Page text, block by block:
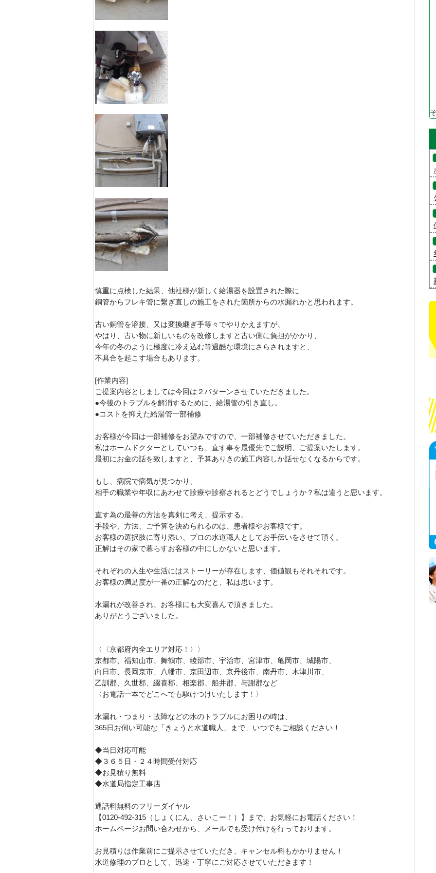
慎重に点検した結果、他社様が新しく給湯器を設置された際に
銅管からフレキ管に繋ぎ直しの施工をされた箇所からの水漏れかと思われます。
古い銅管を溶接、又は変換継ぎ手等々でやりかえますが、
やはり、古い物に新しいものを改修しますと古い側に負担がかかり、
今年の冬のように極度に冷え込む等過酷な環境にさらされますと、
不具合を起こす場合もあります。
[作業内容]
ご提案内容としましては今回は２パターンさせていただきました。
●今後のトラブルを解消するために、給湯管の引き直し。
●コストを抑えた給湯管一部補修
お客様が今回は一部補修をお望みですので、一部補修させていただきました。
私はホームドクターとしていつも、直す事を最優先でご説明、ご提案いたします。
最初にお金の話を致しますと、予算ありきの施工内容しか話せなくなるからです。
もし、病院で病気が見つかり、
相手の職業や年収にあわせて診療や診察されるとどうでしょうか？私は違うと思います。
直す為の最善の方法を真剣に考え、提示する。
手段や、方法、ご予算を決められるのは、患者様やお客様です。
お客様の選択肢に寄り添い、プロの水道職人としてお手伝いをさせて頂く。
正解はその家で暮らすお客様の中にしかないと思います。
それぞれの人生や生活にはストーリーが存在します、価値観もそれそれです。
お客様の満足度が一番の正解なのだと、私は思います。
水漏れが改善され、お客様にも大変喜んで頂きました。
ありがとうございました。
〈〈京都府内全エリア対応！〉〉
京都市、福知山市、舞鶴市、綾部市、宇治市、宮津市、亀岡市、城陽市、
向日市、長岡京市、八幡市、京田辺市、京丹後市、南丹市、木津川市、
乙訓郡、久世郡、綴喜郡、相楽郡、船井郡、与謝郡など
〈お電話一本でどこへでも駆けつけいたします！〉
水漏れ・つまり・故障などの水のトラブルにお困りの時は、
365日お伺い可能な「きょうと水道職人」まで、いつでもご相談ください！
◆当日対応可能
◆３６５日・２４時間受付対応
◆お見積り無料
◆水道局指定工事店
通話料無料のフリーダイヤル
【0120-492-315（しょくにん、さいこー！）】まで、お気軽にお電話ください！
ホームページお問い合わせから、メールでも受け付けを行っております。
お見積りは作業前にご提示させていただき、キャンセル料もかかりません！
水道修理のプロとして、迅速・丁寧にご対応させていただきます！